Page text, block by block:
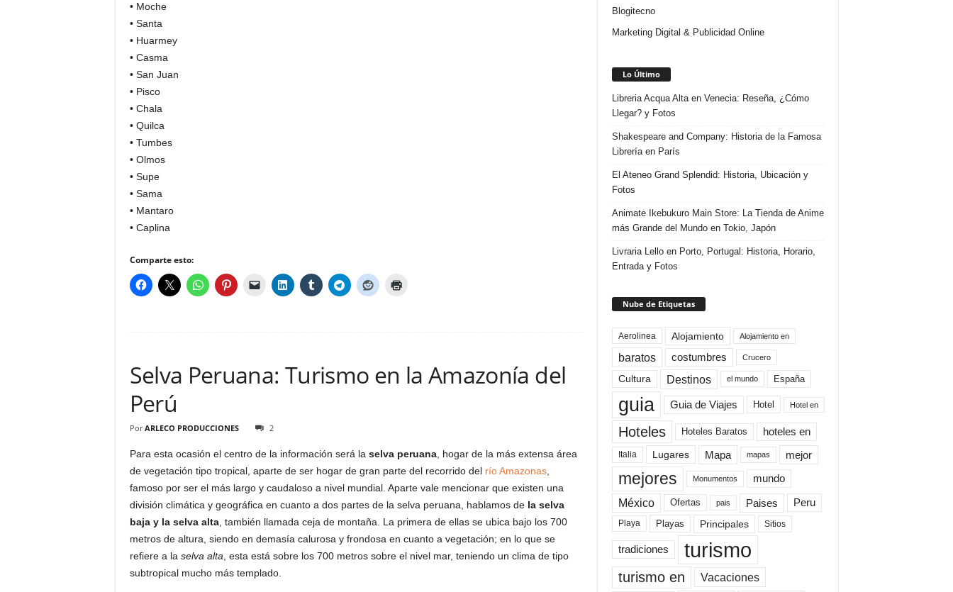
• Moche
• Santa
• Huarmey
• Casma
• San Juan
• Pisco
• Chala
• Quilca
• Tumbes
• Olmos
• Supe
• Sama
• Mantaro
• Caplina
Comparte esto:
Selva Peruana: Turismo en la Amazonía del
Perú
Por ARLECO PRODUCCIONES 2
Para esta ocasión el centro de la información será la selva peruana, hogar de la más extensa área
de vegetación tipo tropical, aparte de ser hogar de gran parte del recorrido del río Amazonas,
famoso por ser el más largo y caudaloso a nivel mundial. Aparte vale mencionar que existen una
división climática y geográfica en cuanto a dos partes de la selva peruana, hablamos de la selva
baja y la selva alta, también llamada ceja de montaña. La primera de ellas se ubica bajo los 700
metros de altura, siendo en demasía calurosa y frondosa en cuanto a vegetación; en lo que se
refiere a la selva alta , esta está sobre los 700 metros sobre el nivel mar, teniendo un clima de tipo
subtropical mucho más templado.
Blogitecno
Marketing Digital & Publicidad Online
Lo Último
Libreria Acqua Alta en Venecia: Reseña, ¿Cómo
Llegar? y Fotos
Shakespeare and Company: Historia de la Famosa
Librería en París
El Ateneo Grand Splendid: Historia, Ubicación y
Fotos
Animate Ikebukuro Main Store: La Tienda de Anime
más Grande del Mundo en Tokio, Japón
Livraria Lello en Porto, Portugal: Historia, Horario,
Entrada y Fotos
Nube de Etiquetas
Aerolinea Alojamiento Alojamiento en
baratos costumbres Crucero
Cultura Destinos el mundo España
guia Guia de Viajes Hotel Hotel en
Hoteles Hoteles Baratos hoteles en
Italia Lugares Mapa mapas mejor
mejores Monumentos mundo
México Ofertas pais Paises Peru
Playa Playas Principales Sitios
tradiciones turismo
turismo en Vacaciones